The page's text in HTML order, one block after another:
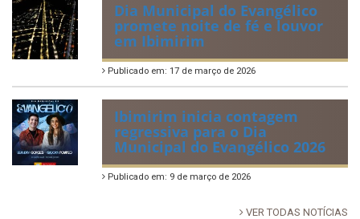
Dia Municipal do Evangélico
promete noite de fé e louvor
em Ibimirim
Publicado em: 17 de março de 2026
Ibimirim inicia contagem
regressiva para o Dia
Municipal do Evangélico 2026
Publicado em: 9 de março de 2026
VER TODAS NOTÍCIAS